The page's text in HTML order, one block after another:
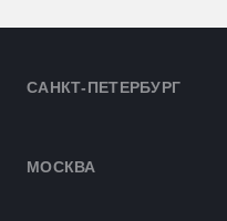
САНКТ-ПЕТЕРБУРГ
МОСКВА